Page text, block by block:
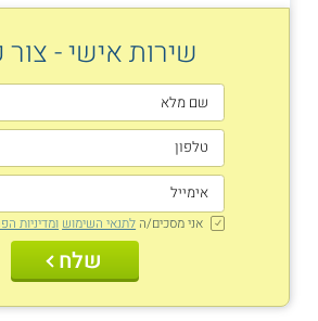
שירות אישי -
אני מסכים/ה לתנאי השימוש ומדיניות
שלח